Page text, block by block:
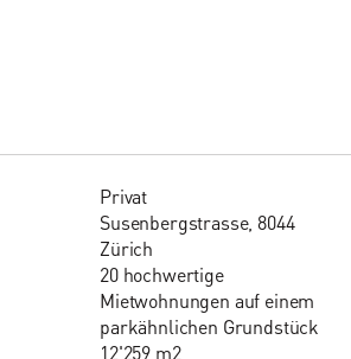
Privat
Susenbergstrasse, 8044
Zürich
20 hochwertige
Mietwohnungen auf einem
parkähnlichen Grundstück
12'259 m2